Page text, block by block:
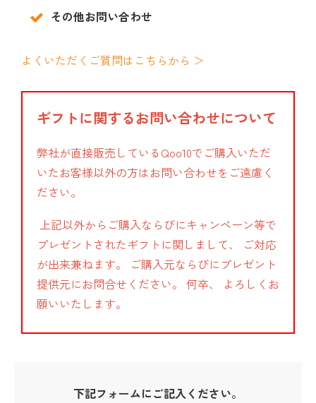
その他お問い合わせ
よくいただくご質問はこちらから ＞
ギフトに関するお問い合わせについて
弊社が直接販売しているQoo10でご購入いただ
いたお客様以外の方はお問い合わせをご遠慮く
ださい。
上記以外からご購入ならびにキャンペーン等で
プレゼントされたギフトに関しまして、 ご対応
が出来兼ねます。 ご購入元ならびにプレゼント
提供元にお問合せください。 何卒、 よろしくお
願いいたします。
下記フォームにご記入ください。